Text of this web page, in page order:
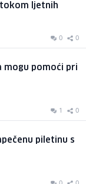
ljetnih
0 0
pomoći pri
1 0
piletinu s
0 0